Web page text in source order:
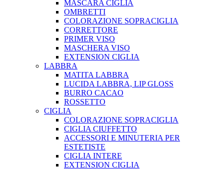
MASCARA CIGLIA
OMBRETTI
COLORAZIONE SOPRACIGLIA
CORRETTORE
PRIMER VISO
MASCHERA VISO
EXTENSION CIGLIA
LABBRA
MATITA LABBRA
LUCIDA LABBRA, LIP GLOSS
BURRO CACAO
ROSSETTO
CIGLIA
COLORAZIONE SOPRACIGLIA
CIGLIA CIUFFETTO
ACCESSORI E MINUTERIA PER
ESTETISTE
CIGLIA INTERE
EXTENSION CIGLIA